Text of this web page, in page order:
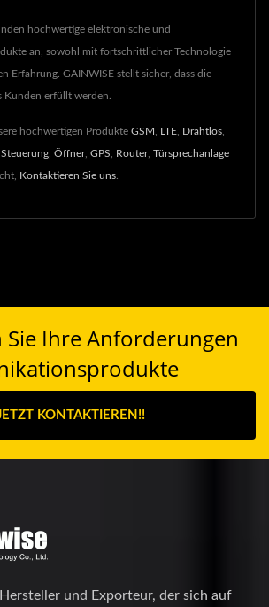
hochwertige elektronische und
an, sowohl mit fortschrittlicher Technologie
Erfahrung. GAINWISE stellt sicher, dass die
Kunden erfüllt werden.
hochwertigen Produkte GSM LTE Drahtlos
Steuerung Öffner, GPS Router, Türsprechanlage
Kontaktieren Sie uns
Sie Ihre Anforderungen
KONTAKTIEREN!!
und Exporteur, der sich auf